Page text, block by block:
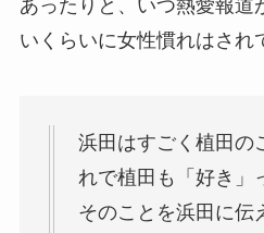
あったりと、いつ熱愛報道
いくらいに女性慣れはされ
浜田はすごく植田の
れで植田も「好き」
そのことを浜田に伝